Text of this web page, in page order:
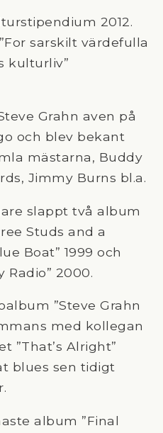
2012.
sarskilt värdefulla
kulturliv”
Grahn aven på
och blev bekant
mästarna, Buddy
Jimmy Burns bl.a.
slappt två album
Studs and a
Boat” 1999 och
Radio” 2000.
”Steve Grahn
med kollegan
”That’s Alright”
blues sen tidigt
album ”Final